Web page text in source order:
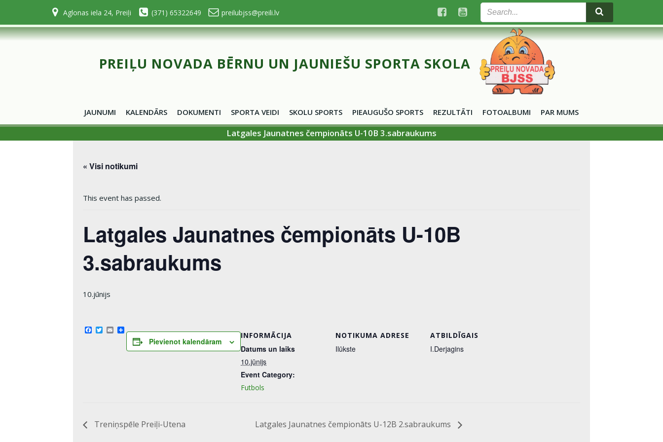
content
Aglonas iela 24, Preiļi (371) 65322649 preilubjss@preili.lv
PREIĻU NOVADA BĒRNU UN JAUNIEŠU SPORTA SKOLA
JAUNUMI KALENDĀRS DOKUMENTI SPORTA VEIDI SKOLU SPORTS PIEAUGUŠO SPORTS REZULTĀTI FOTOALBUMI PAR MUMS
Latgales Jaunatnes čempionāts U-10B 3.sabraukums
« Visi notikumi
This event has passed.
Latgales Jaunatnes čempionāts U-10B
3.sabraukums
10.jūnijs
Facebook
Twitter
EmailShare
Pievienot kalendāram
INFORMĀCIJA
Datums un laiks
10.jūnijs
Event Category:
Futbols
NOTIKUMA ADRESE
Ilūkste
ATBILDĪGAIS
I.Derjagins
Treniņspēle Preiļi-Utena Latgales Jaunatnes čempionāts U-12B 2.sabraukums